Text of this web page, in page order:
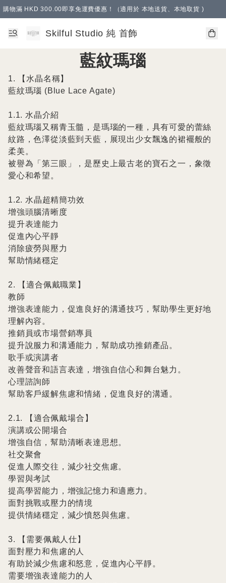
購物滿 HKD 300.00即享免運費優惠！（適用於 本地送貨、本地取貨 )
Skilful Studio 純 首飾
藍紋瑪瑙
1. 【水晶名稱】
藍紋瑪瑙 (Blue Lace Agate)
1.1. 水晶介紹
藍紋瑪瑙又稱青玉髓，是瑪瑙的一種，具有可愛的蕾絲
紋路，色澤從淡藍到天藍，展現出少女飄逸的裙襬般的
柔美。
被譽為「第三眼」，是歷史上最古老的寶石之一，象徵
愛心和希望。
1.2. 水晶超精簡功效
增強頭腦清晰度
提升表達能力
促進內心平靜
消除疲勞與壓力
幫助情緒穩定
2. 【適合佩戴職業】
教師
增強表達能力，促進良好的溝通技巧，幫助學生更好地
理解內容。
推銷員或市場營銷專員
提升說服力和溝通能力，幫助成功推銷產品。
歌手或演講者
改善聲音和語言表達，增強自信心和舞台魅力。
心理諮詢師
幫助客戶緩解焦慮和情緒，促進良好的溝通。
2.1. 【適合佩戴場合】
演講或公開場合
增強自信，幫助清晰表達思想。
社交聚會
促進人際交往，減少社交焦慮。
學習與考試
提高學習能力，增強記憶力和適應力。
面對挑戰或壓力的情境
提供情緒穩定，減少憤怒與焦慮。
3. 【需要佩戴人仕】
面對壓力和焦慮的人
有助於減少焦慮和怒意，促進內心平靜。
需要增強表達能力的人